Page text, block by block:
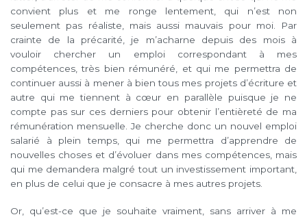
convient plus et me ronge lentement, qui n’est non
seulement pas réaliste, mais aussi mauvais pour moi. Par
crainte de la précarité, je m’acharne depuis des mois à
vouloir chercher un emploi correspondant à mes
compétences, très bien rémunéré, et qui me permettra de
continuer aussi à mener à bien tous mes projets d’écriture et
autre qui me tiennent à cœur en parallèle puisque je ne
compte pas sur ces derniers pour obtenir l’entièreté de ma
rémunération mensuelle. Je cherche donc un nouvel emploi
salarié à plein temps, qui me permettra d’apprendre de
nouvelles choses et d’évoluer dans mes compétences, mais
qui me demandera malgré tout un investissement important,
en plus de celui que je consacre à mes autres projets.
Or, qu’est-ce que je souhaite vraiment, sans arriver à me